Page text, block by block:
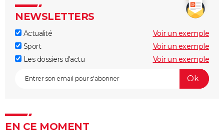
NEWSLETTERS
Actualité
Voir un exemple
Sport
Voir un exemple
Les dossiers d'actu
Voir un exemple
EN CE MOMENT